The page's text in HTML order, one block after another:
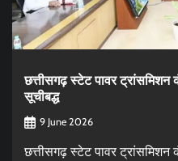
छत्तीसगढ़ स्टेट पावर
सूचीबद्ध
9 June 2026
छत्तीसगढ़ स्टेट पावर